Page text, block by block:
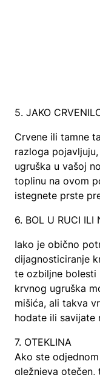
5. JAKO
Crvene ili tamne
razloga
ugruška u vašoj
toplinu na ovom
istegnete prste
6. BOL U RUCI ILI
Iako je obično
dijagnosticiranje
te ozbiljne bolesti
krvnog ugruška
mišića, ali takva
hodate ili savijate
7. OTEKLINA
Ako ste
gležnjeva